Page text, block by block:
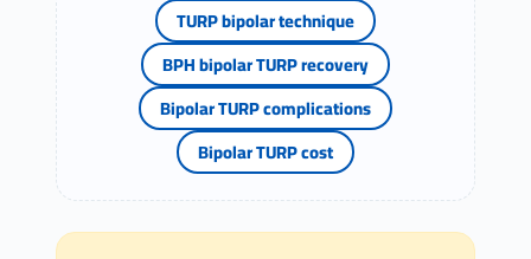
TURP bipolar technique
BPH bipolar TURP recovery
Bipolar TURP complications
Bipolar TURP cost